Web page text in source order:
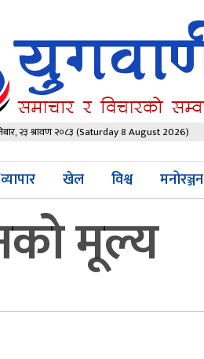
२३ श्रावण २०८३(Saturday 8 August 2026)
खेल विश्व मनोरञ्जन
मूल्य